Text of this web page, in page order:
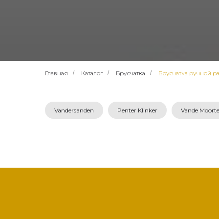
Главная / Каталог / Брусчатка / Брусчатка ручной
Vandersanden Penter Klinker Vande